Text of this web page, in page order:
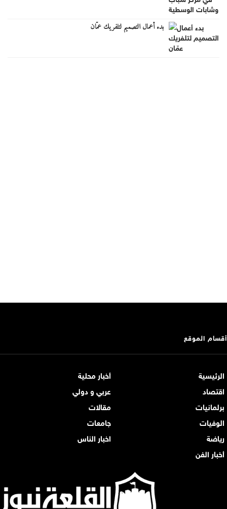
بدء أعمال التصميم لتلفريك عمّان
أقسام الموقع
الرئيسية
أخبار محلية
اقتصاد
عربي و دولي
برلمانيات
مقالات
الوفيات
جامعات
رياضة
اخبار الناس
أخبار الفن